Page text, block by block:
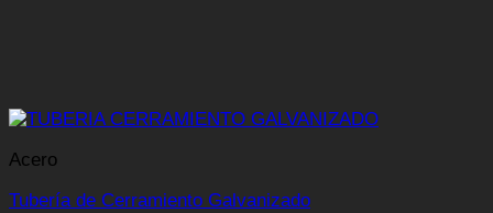
Acero
Tubería de Cerramiento Galvanizado